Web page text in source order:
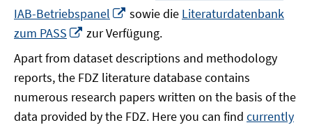
Fenster
öffnen
IAB-Betriebspanel
In
neuem
Fenster
öffnen
sowie die Literaturdatenbank
zum PASS
In
Fenster
öffnen
zur Verfügung.
Apart from dataset descriptions and methodology
reports, the FDZ literature database contains
numerous research papers written on the basis of the
data provided by the FDZ. Here you can find currently